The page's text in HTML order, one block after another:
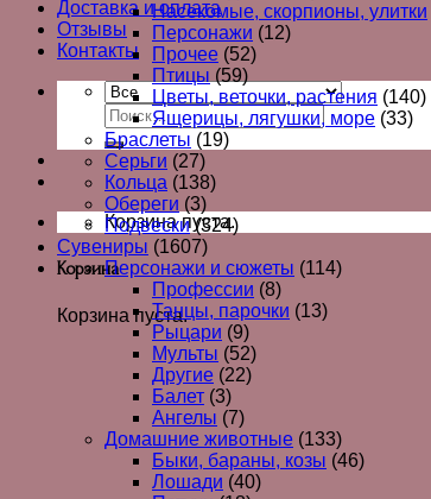
Доставка и оплата
Отзывы
Контакты
Корзина пуста.
Корзина
Корзина пуста.
Насекомые, скорпионы, улитки
Персонажи (12)
Прочее (52)
Птицы (59)
Цветы, веточки, растения (140)
Ящерицы, лягушки, море (33)
Браслеты (19)
Серьги (27)
Кольца (138)
Обереги (3)
Подвески (324)
Сувениры (1607)
Персонажи и сюжеты (114)
Профессии (8)
Танцы, парочки (13)
Рыцари (9)
Мульты (52)
Другие (22)
Балет (3)
Ангелы (7)
Домашние животные (133)
Быки, бараны, козы (46)
Лошади (40)